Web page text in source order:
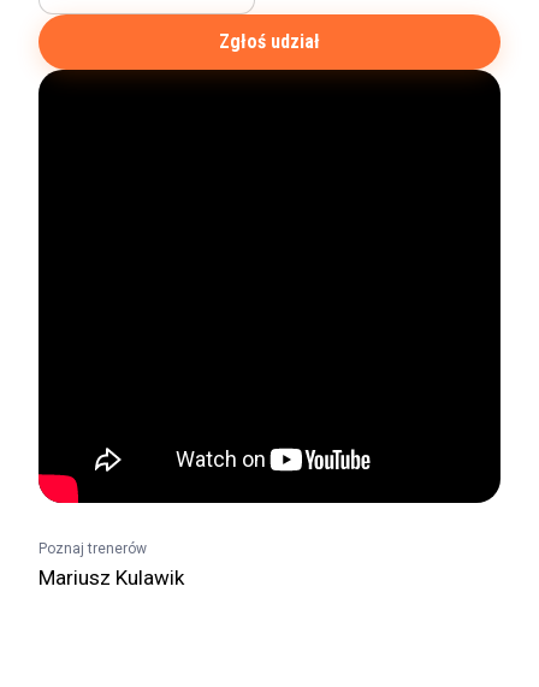
Zgłoś udział
Poznaj trenerów
Mariusz Kulawik